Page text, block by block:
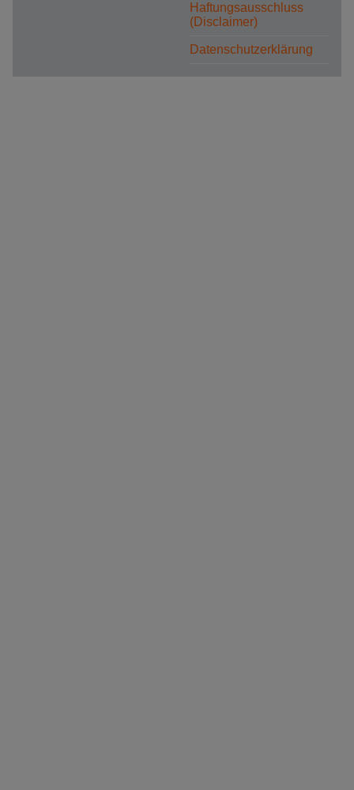
Haftungsausschluss
(Disclaimer)
Datenschutzerklärung